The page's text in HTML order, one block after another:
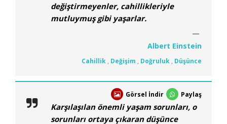
değiştirmeyenler, cahillikleriyle
mutluymuş gibi yaşarlar.
Albert Einstein
Cahillik , Değişim , Doğruluk , Düşünce
Görsel İndir Paylaş
Karşılaşılan önemli yaşam sorunları, o
sorunları ortaya çıkaran düşünce